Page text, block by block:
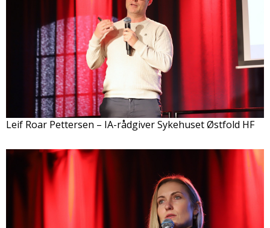
Leif Roar Pettersen – IA-rådgiver Sykehuset Østfold HF